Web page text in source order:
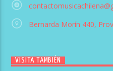
Bernarda Morín 440,
VISITA TAMBIÉN